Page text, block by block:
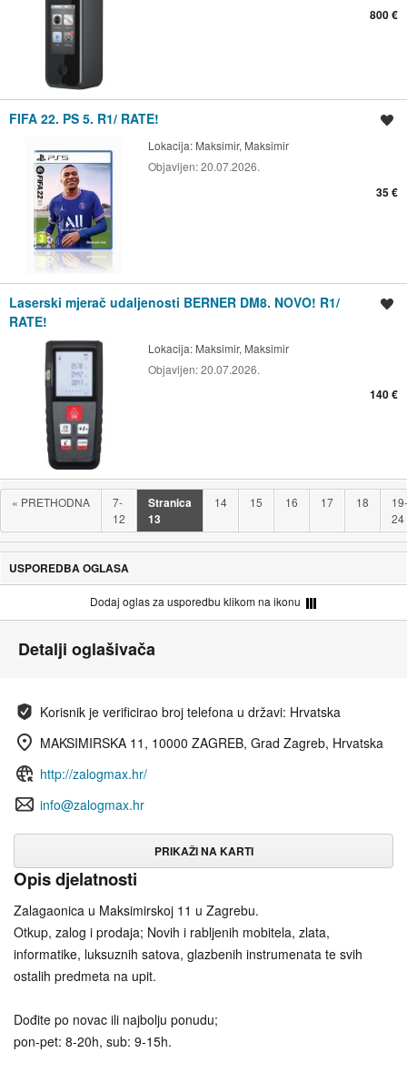
800 €
FIFA 22. PS 5. R1/ RATE!
Lokacija: Maksimir, Maksimir
Objavljen:20.07.2026.
35 €
Laserski mjerač udaljenosti BERNER DM8. NOVO! R1/
RATE!
Lokacija: Maksimir, Maksimir
Objavljen:20.07.2026.
140 €
« PRETHODNA
7-
12
Stranica
13
14 15 16 17 18
19-
24
USPOREDBA OGLASA
Dodaj oglas za usporedbu klikom na ikonu
Detalji oglašivača
Korisnik je verificirao broj telefona u državi: Hrvatska
MAKSIMIRSKA 11, 10000 ZAGREB, Grad Zagreb, Hrvatska
http://zalogmax.hr/
info@zalogmax.hr
PRIKAŽI NA KARTI
Opis djelatnosti
Zalagaonica u Maksimirskoj 11 u Zagrebu.
Otkup, zalog i prodaja; Novih i rabljenih mobitela, zlata,
informatike, luksuznih satova, glazbenih instrumenata te svih
ostalih predmeta na upit.
Dođite po novac ili najbolju ponudu;
pon-pet: 8-20h, sub: 9-15h.